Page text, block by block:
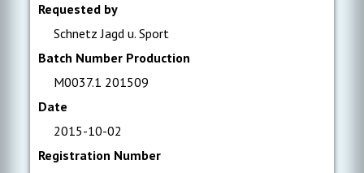
Requested by
Schnetz Jagd u. Sport
Batch Number Production
M0037.1 201509
Date
2015-10-02
Registration Number